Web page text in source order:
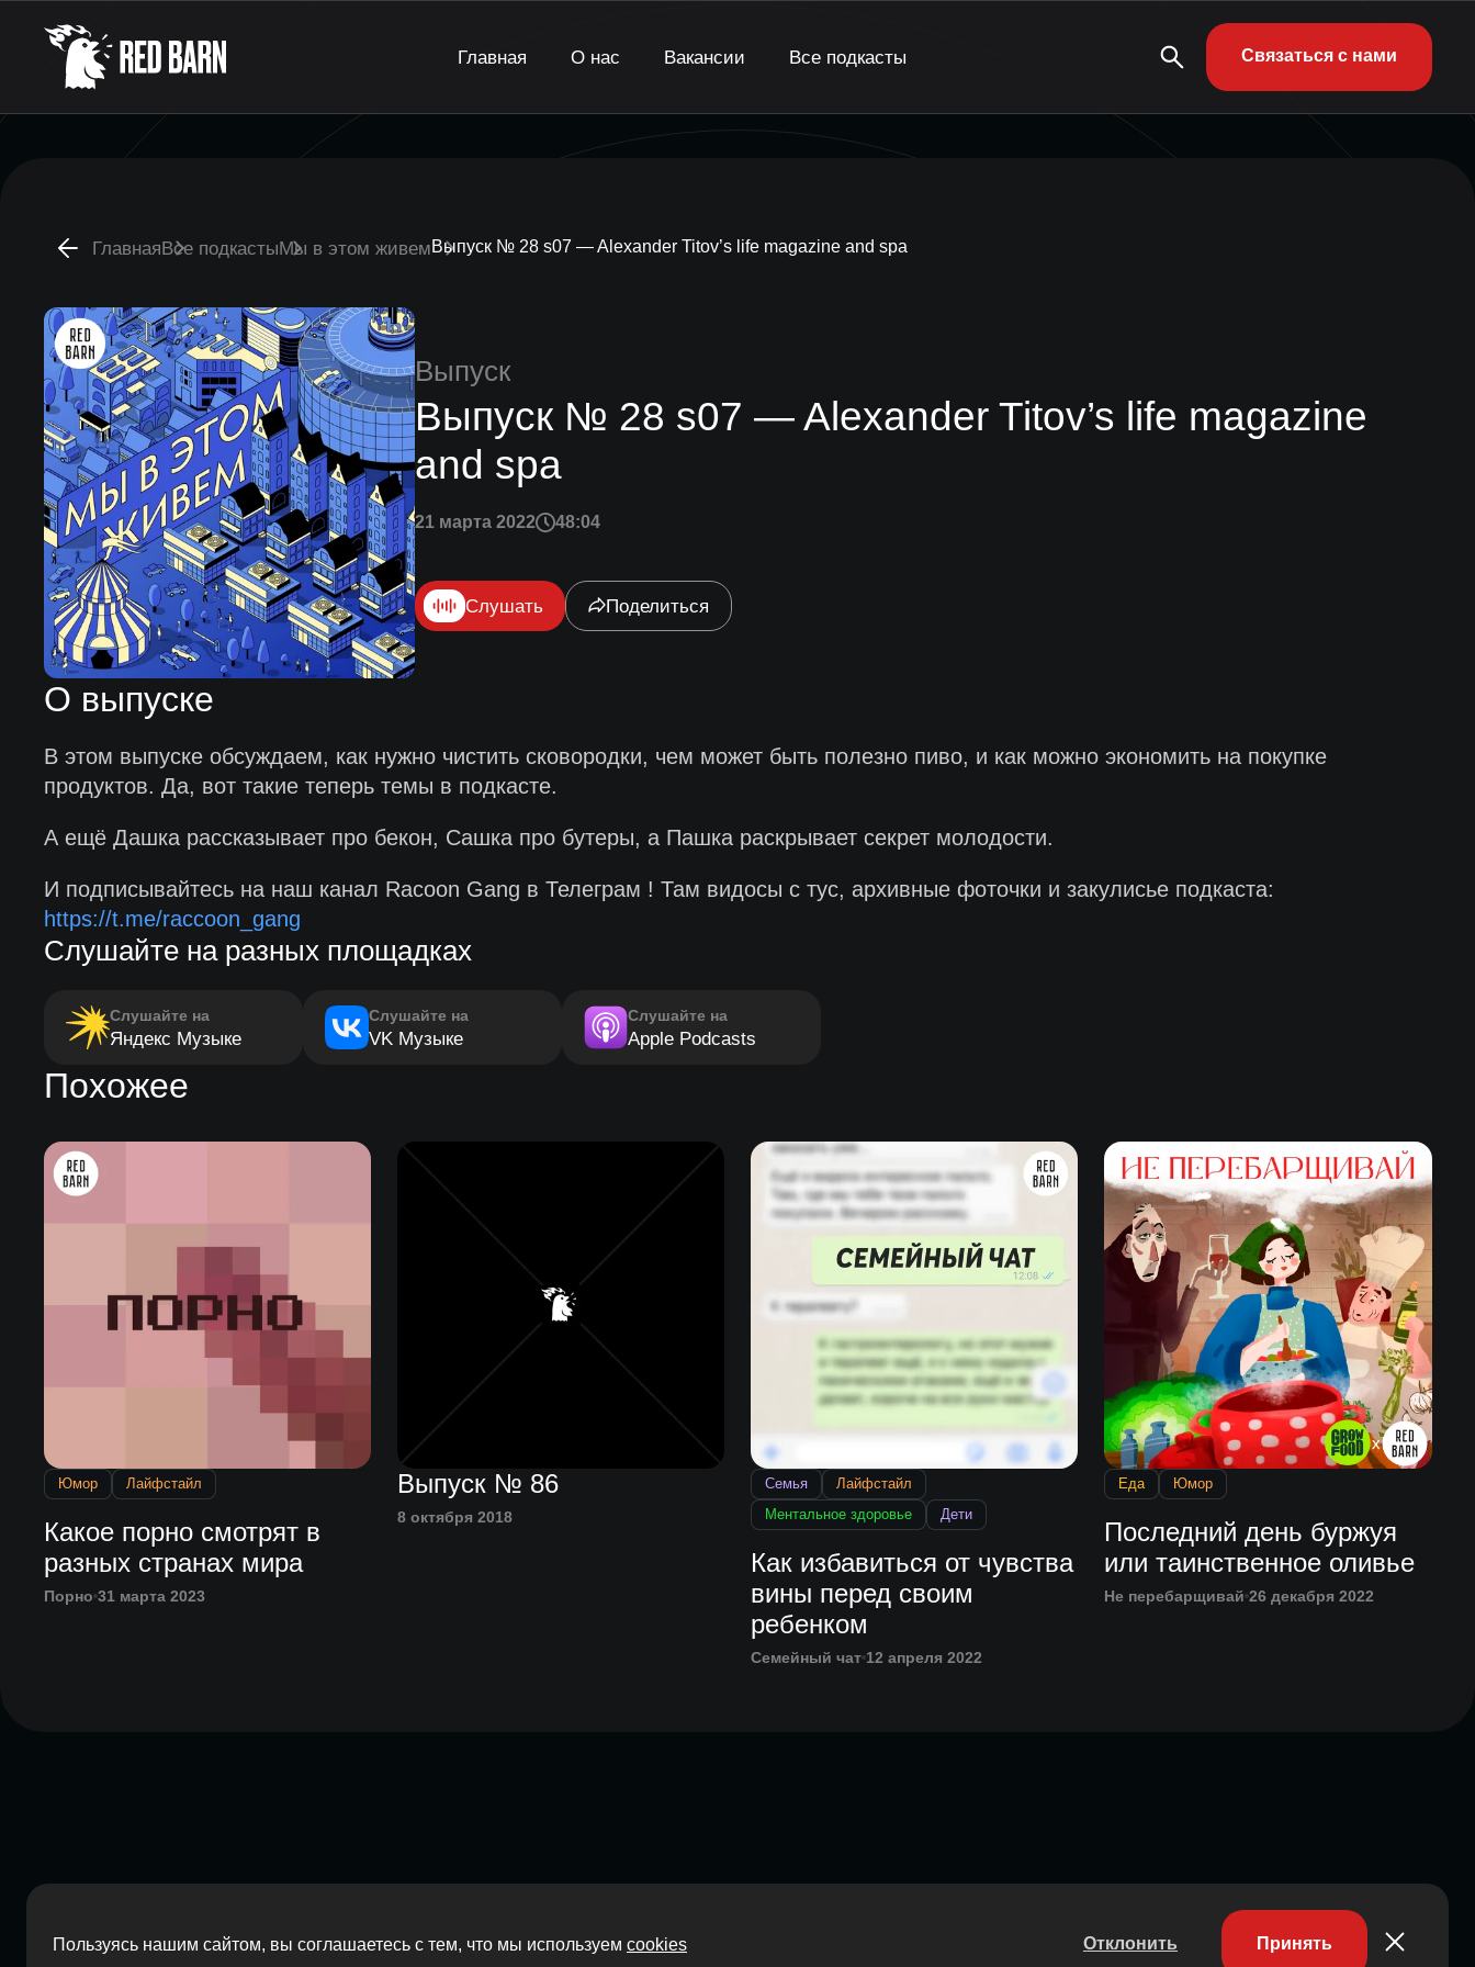
Главная О нас Вакансии Все подкасты Связаться с нами
ГлавнаяВсе подкастыМы в этом живемВыпуск № 28 s07 — Alexander Titov’s life magazine and spa
Выпуск
Выпуск № 28 s07 — Alexander Titov’s life magazine
and spa
21 марта 2022 48:04
Слушать Поделиться
О выпуске
В этом выпуске обсуждаем, как нужно чистить сковородки, чем может быть полезно пиво, и как можно экономить на покупке
продуктов. Да, вот такие теперь темы в подкасте.
А ещё Дашка рассказывает про бекон, Сашка про бутеры, а Пашка раскрывает секрет молодости.
И подписывайтесь на наш канал Racoon Gang в Телеграм ! Там видосы с тус, архивные фоточки и закулисье подкаста:
https://t.me/raccoon_gang
Слушайте на разных площадках
Слушайте на
Яндекс Музыке
Слушайте на
VK Музыке
Слушайте на
Apple Podcasts
Похожее
Юмор Лайфстайл
Какое порно смотрят в
разных странах мира
Порно 31 марта 2023
Выпуск № 86
8 октября 2018
Семья
Лайфстайл
Ментальное здоровье
Дети
Как избавиться от чувства
вины перед своим
ребенком
Семейный чат 12 апреля 2022
Еда Юмор
Последний день буржуя
или таинственное оливье
Не перебарщивай 26 декабря 2022
Главная
Пользуясь нашим сайтом, вы соглашаетесь с тем, что мы используем cookies Отклонить Принять